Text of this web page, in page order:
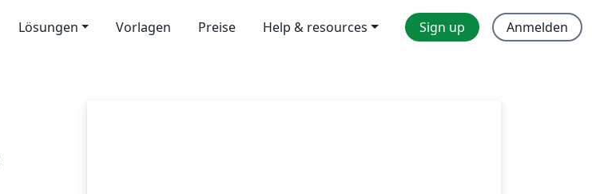
Lösungen Vorlagen Preise Help & resources Sign up Anmelden